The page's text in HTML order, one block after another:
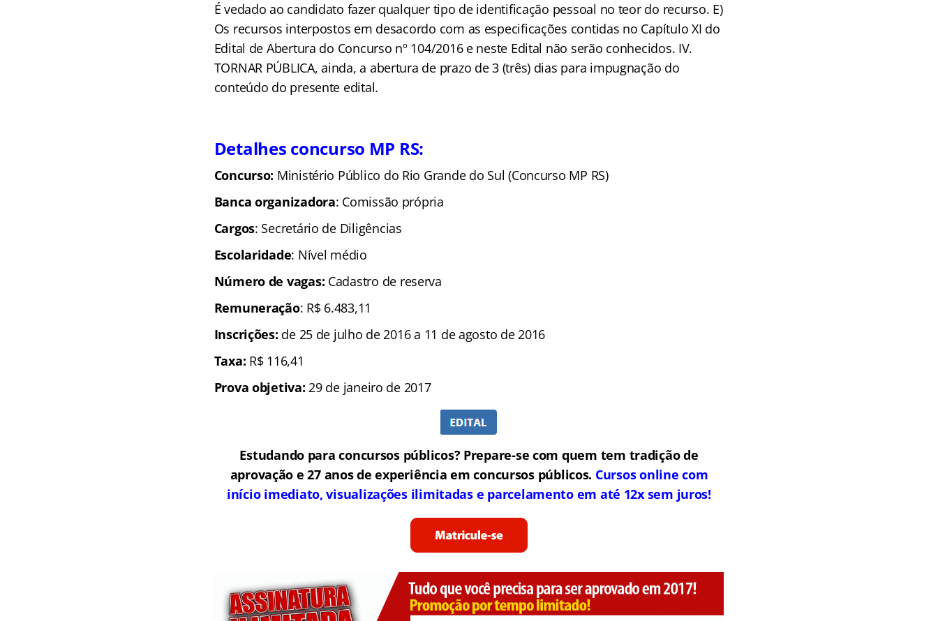
É vedado ao candidato fazer qualquer tipo de identificação pessoal no teor do recurso. E)
Os recursos interpostos em desacordo com as especificações contidas no Capítulo XI do
Edital de Abertura do Concurso nº 104/2016 e neste Edital não serão conhecidos. IV.
TORNAR PÚBLICA, ainda, a abertura de prazo de 3 (três) dias para impugnação do
conteúdo do presente edital.
Detalhes concurso MP RS:
Concurso: Ministério Público do Rio Grande do Sul (Concurso MP RS)
Banca organizadora: Comissão própria
Cargos: Secretário de Diligências
Escolaridade: Nível médio
Número de vagas: Cadastro de reserva
Remuneração: R$ 6.483,11
Inscrições: de 25 de julho de 2016 a 11 de agosto de 2016
Taxa: R$ 116,41
Prova objetiva: 29 de janeiro de 2017
Estudando para concursos públicos? Prepare-se com quem tem tradição de
aprovação e 27 anos de experiência em concursos públicos. Cursos online com
início imediato, visualizações ilimitadas e parcelamento em até 12x sem juros!